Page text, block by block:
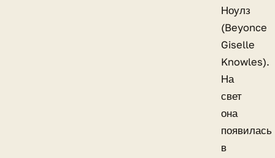
Ноулз
(Beyonce
Giselle
Knowles).
На
свет
она
появилась
в